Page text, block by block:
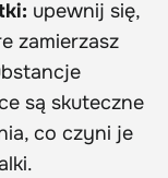
upewnij się,
zamierzasz
są skuteczne
co czyni je